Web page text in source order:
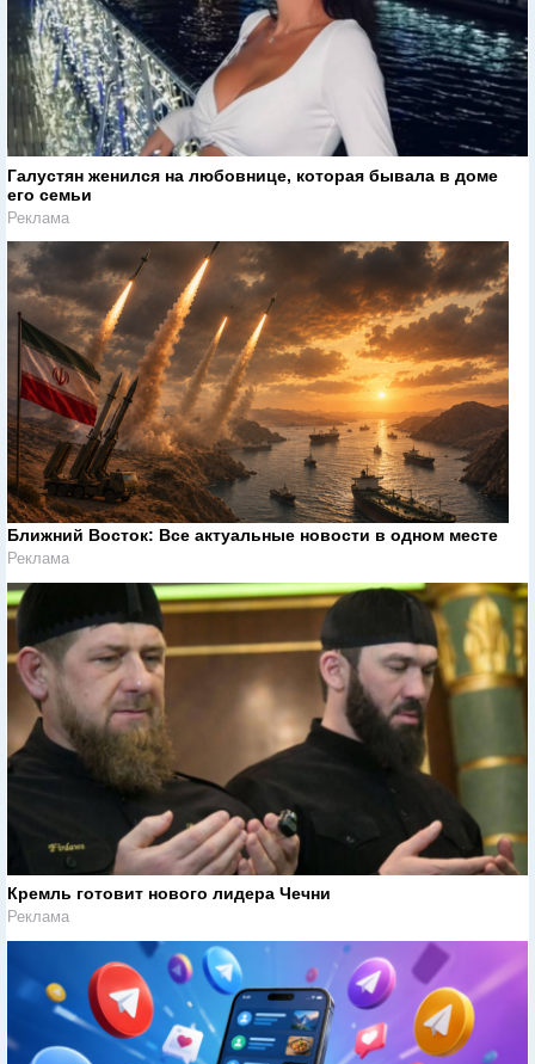
Галустян женился на любовнице, которая бывала в доме
его семьи
Реклама
Ближний Восток: Все актуальные новости в одном месте
Реклама
Кремль готовит нового лидера Чечни
Реклама